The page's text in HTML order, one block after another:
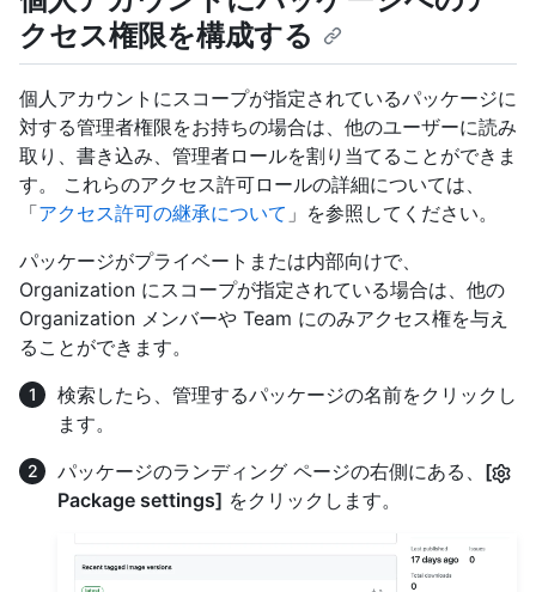
クセス権限を構成する
個人アカウントにスコープが指定されているパッケージに
対する管理者権限をお持ちの場合は、他のユーザーに読み
取り、書き込み、管理者ロールを割り当てることができま
す。 これらのアクセス許可ロールの詳細については、
「アクセス許可の継承について 」を参照してください。
パッケージがプライベートまたは内部向けで、
Organization にスコープが指定されている場合は、他の
Organization メンバーや Team にのみアクセス権を与え
ることができます。
検索したら、管理するパッケージの名前をクリックし
ます。
パッケージのランディング ページの右側にある、 [
Package settings] をクリックします。